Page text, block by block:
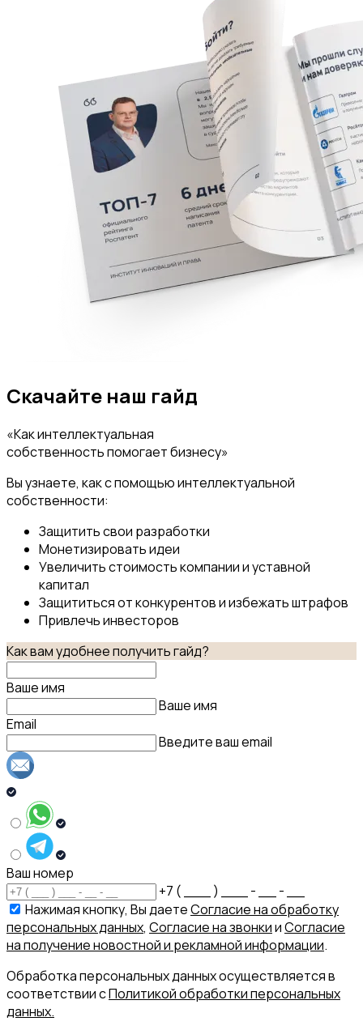
Скачайте наш гайд
«Как интеллектуальная
собственность помогает бизнесу»
Вы узнаете, как с помощью интеллектуальной
собственности:
Защитить свои разработки
Монетизировать идеи
Увеличить стоимость компании и уставной
капитал
Защититься от конкурентов и избежать штрафов
Привлечь инвесторов
Как вам удобнее получить гайд?
Ваше имя
Ваше имя
Email
Введите ваш email
Ваш номер
+7 ( ___ ) ___ - __ - __
Нажимая кнопку, Вы даетеСогласие на обработку
персональных данных, Согласие на звонкииСогласие
на получение новостной и рекламной информации.
Обработка персональных данных осуществляется в
соответствии сПолитикой обработки персональных
данных.